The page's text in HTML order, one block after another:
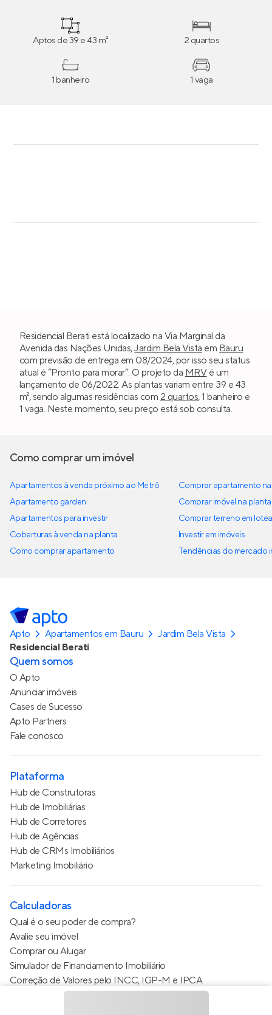
Aptos de 39 e 43 m² 2 quartos
1 banheiro 1 vaga
Residencial Berati está localizado na Via Marginal da
Avenida das Nações Unidas,Jardim Bela Vista em Bauru
com previsão de entrega em 08/2024, por isso seu status
atual é “Pronto para morar”. O projeto da MRVé um
lançamento de 06/2022. As plantas variam entre 39 e 43
m², sendo algumas residências com 2 quartos, 1 banheiro e
1 vaga. Neste momento, seu preço está sob consulta.
Como comprar um imóvel
Apartamentos à venda próximo ao Metrô
Apartamento garden
Apartamentos para investir
Coberturas à venda na planta
Como comprar apartamento
Comprar apartamento
Comprar imóvel na planta
Comprar terreno em
Investir em imóveis
Tendências do mercado
Apto Apartamentos em Bauru
Jardim Bela Vista
Residencial Berati
Quem somos
O Apto
Anunciar imóveis
Cases de Sucesso
Apto Partners
Fale conosco
Plataforma
Hub de Construtoras
Hub de Imobiliárias
Hub de Corretores
Hub de Agências
Hub de CRMs Imobiliários
Marketing Imobiliário
Calculadoras
Qual é o seu poder de compra?
Avalie seu imóvel
Comprar ou Alugar
Simulador de Financiamento Imobiliário
Correção de Valores pelo INCC, IGP-M e IPCA
Estimativa de valor do condomínio